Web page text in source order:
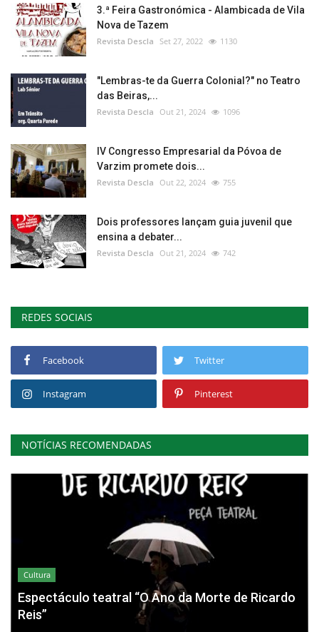
3.ª Feira Gastronómica - Alambicada de Vila
Nova de Tazem
Revista Descla Set 27, 2022 1130
"Lembras-te da Guerra Colonial?" no Teatro
das Beiras,...
Revista Descla Out 21, 2024 1096
IV Congresso Empresarial da Póvoa de
Varzim promete dois...
Revista Descla Out 22, 2024 755
Dois professores lançam guia juvenil que
ensina a debater...
Revista Descla Out 21, 2024 742
REDES SOCIAIS
Facebook Twitter
Instagram Pinterest
NOTÍCIAS RECOMENDADAS
Cultura
Espectáculo teatral “O Ano da Morte de Ricardo
Reis”